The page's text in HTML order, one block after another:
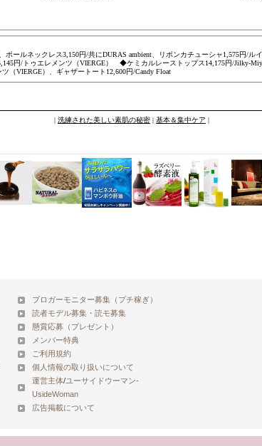
ールネックレス3,150円/共にDURAS ambient、リボンカチューシャ1,575円/ル
円/トゥエレメンツ（VIERGE） ◆ケミカルレーストップス14,175円/Jilky-
（VIERGE）、ギャザートート12,600円/Candy Float
| 洗練された美しい素肌の秘密 | 基本＆集中ケア |
ブロガーモニター募集（プチ稼ぎ）
読者モデル募集・読モ募集
懸賞応募（プレゼント）
メンバー特典
ご利用規約
個人情報の取り扱いについて
運営主体/ユーサイドウーマン-
UsideWoman
広告掲載について